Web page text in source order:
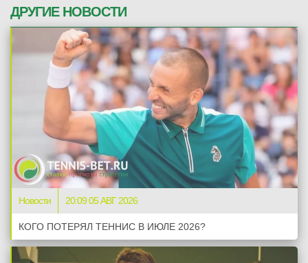
ДРУГИЕ НОВОСТИ
Новости 20:09 05 АВГ 2026
КОГО ПОТЕРЯЛ ТЕННИС В ИЮЛЕ 2026?